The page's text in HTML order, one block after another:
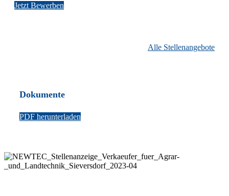
Jetzt Bewerben
Alle Stellenangebote
Dokumente
PDF herunterladen